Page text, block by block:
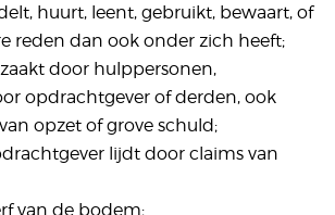
huurt, leent, gebruikt, bewaart, of
reden dan ook onder zich heeft;
door hulppersonen,
opdrachtgever of derden, ook
opzet of grove schuld;
lijdt door claims van
van de bodem;